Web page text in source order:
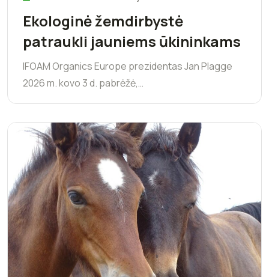
Ekologinė žemdirbystė
patraukli jauniems ūkininkams
IFOAM Organics Europe prezidentas Jan Plagge
2026 m. kovo 3 d. pabrėžė,…